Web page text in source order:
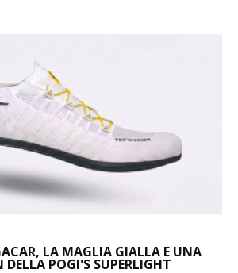
LA MAGLIA GIALLA E UNA
DELLA POGI'S SUPERLIGHT